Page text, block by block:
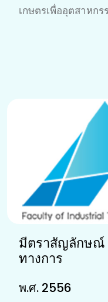
เกษตรเพื่ออุตสาหก
มีตราสัญลักษณ์
ทางการ
พ.ศ. 2556